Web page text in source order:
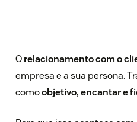
Orelacionamento com o
empresa e a sua persona.
comoobjetivo, encantar e